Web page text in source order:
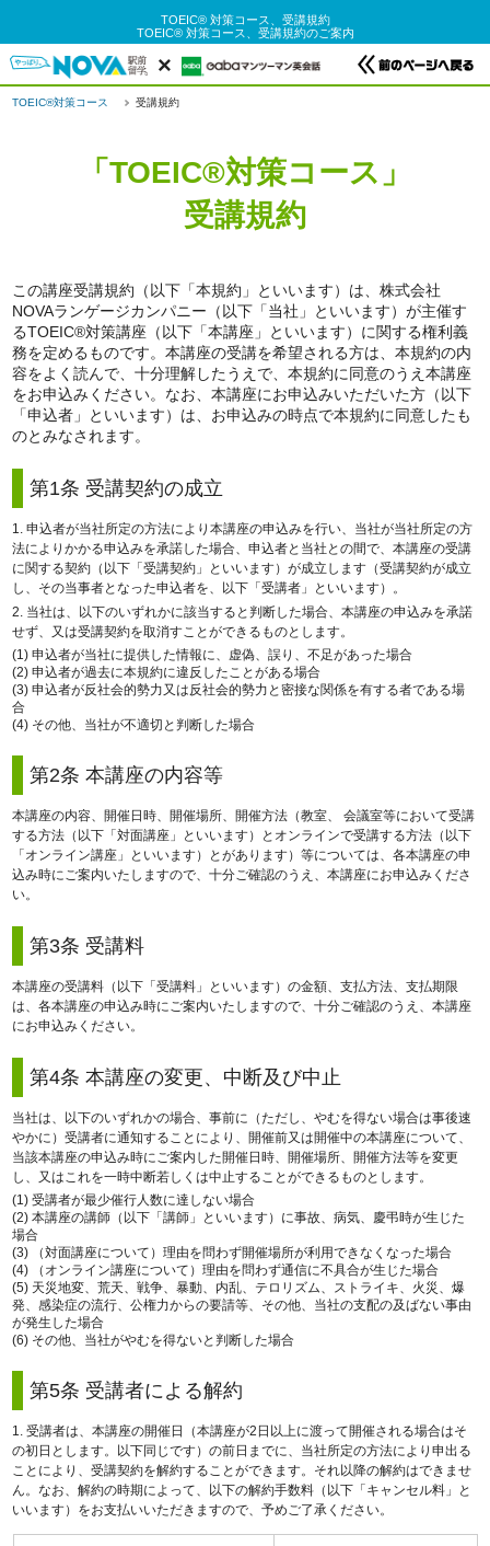
TOEIC® 対策コース、受講規約
×
TOEIC® 対策コース、受講規約のご案内
TOEIC®対策コース 受講規約
「TOEIC®対策コース」
受講規約
この講座受講規約（以下「本規約」といいます）は、株式会社
NOVAランゲージカンパニー（以下「当社」といいます）が主催す
るTOEIC®対策講座（以下「本講座」といいます）に関する権利義
務を定めるものです。本講座の受講を希望される方は、本規約の内
容をよく読んで、十分理解したうえで、本規約に同意のうえ本講座
をお申込みください。なお、本講座にお申込みいただいた方（以下
「申込者」といいます）は、お申込みの時点で本規約に同意したも
のとみなされます。
第1条 受講契約の成立
1. 申込者が当社所定の方法により本講座の申込みを行い、当社が当社所定の方
法によりかかる申込みを承諾した場合、申込者と当社との間で、本講座の受講
に関する契約（以下「受講契約」といいます）が成立します（受講契約が成立
し、その当事者となった申込者を、以下「受講者」といいます）。
2. 当社は、以下のいずれかに該当すると判断した場合、本講座の申込みを承諾
せず、又は受講契約を取消すことができるものとします。
(1) 申込者が当社に提供した情報に、虚偽、誤り、不足があった場合
(2) 申込者が過去に本規約に違反したことがある場合
(3) 申込者が反社会的勢力又は反社会的勢力と密接な関係を有する者である場
合
(4) その他、当社が不適切と判断した場合
第2条 本講座の内容等
本講座の内容、開催日時、開催場所、開催方法（教室、 会議室等において受講
する方法（以下「対面講座」といいます）とオンラインで受講する方法（以下
「オンライン講座」といいます）とがあります）等については、各本講座の申
込み時にご案内いたしますので、十分ご確認のうえ、本講座にお申込みくださ
い。
第3条 受講料
本講座の受講料（以下「受講料」といいます）の金額、支払方法、支払期限
は、各本講座の申込み時にご案内いたしますので、十分ご確認のうえ、本講座
にお申込みください。
第4条 本講座の変更、中断及び中止
当社は、以下のいずれかの場合、事前に（ただし、やむを得ない場合は事後速
やかに）受講者に通知することにより、開催前又は開催中の本講座について、
当該本講座の申込み時にご案内した開催日時、開催場所、開催方法等を変更
し、又はこれを一時中断若しくは中止することができるものとします。
(1) 受講者が最少催行人数に達しない場合
(2) 本講座の講師（以下「講師」といいます）に事故、病気、慶弔時が生じた
場合
(3) （対面講座について）理由を問わず開催場所が利用できなくなった場合
(4) （オンライン講座について）理由を問わず通信に不具合が生じた場合
(5) 天災地変、荒天、戦争、暴動、内乱、テロリズム、ストライキ、火災、爆
発、感染症の流行、公権力からの要請等、その他、当社の支配の及ばない事由
が発生した場合
(6) その他、当社がやむを得ないと判断した場合
第5条 受講者による解約
1. 受講者は、本講座の開催日（本講座が2日以上に渡って開催される場合はそ
の初日とします。以下同じです）の前日までに、当社所定の方法により申出る
ことにより、受講契約を解約することができます。それ以降の解約はできませ
ん。なお、解約の時期によって、以下の解約手数料（以下「キャンセル料」と
いいます）をお支払いいただきますので、予めご了承ください。